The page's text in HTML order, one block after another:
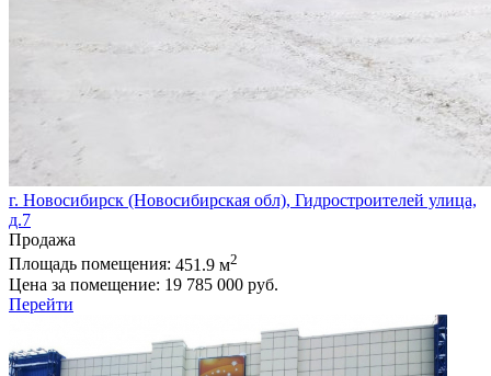
г. Новосибирск (Новосибирская обл), Гидростроителей улица,
д.7
Продажа
Площадь помещения: 451.9 м2
Цена за помещение: 19 785 000 руб.
Перейти